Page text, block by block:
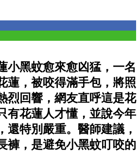
小黑蚊愈來愈凶猛，一名
蓮，被咬得滿手包，將照
烈回響，網友直呼這是花
有花蓮人才懂，並說今年
還特別嚴重。 醫師建議，
褲，是避免小黑蚊叮咬的